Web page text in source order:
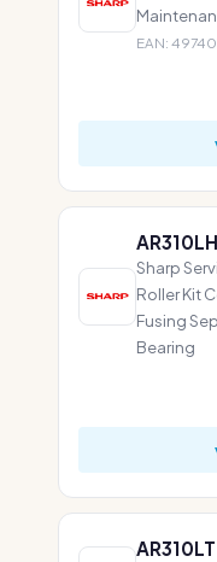
EAN:
AR310LH
Sharp
Roller Kit
Fusing
Bearing
AR310LT